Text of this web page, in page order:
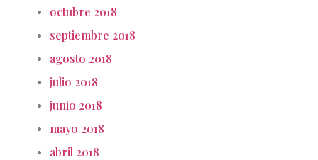
octubre 2018
septiembre 2018
agosto 2018
julio 2018
junio 2018
mayo 2018
abril 2018